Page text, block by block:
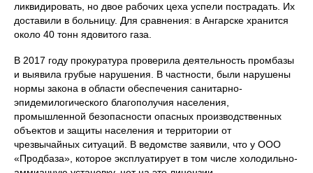
ликвидировать, но двое рабочих цеха успели пострадать. Их
доставили в больницу. Для сравнения: в Ангарске хранится
около 40 тонн ядовитого газа.
В 2017 году прокуратура проверила деятельность промбазы
и выявила грубые нарушения. В частности, были нарушены
нормы закона в области обеспечения санитарно-
эпидемилогического благополучия населения,
промышленной безопасности опасных производственных
объектов и защиты населения и территории от
чрезвычайных ситуаций. В ведомстве заявили, что у ООО
«Продбаза», которое эксплуатирует в том числе холодильно-